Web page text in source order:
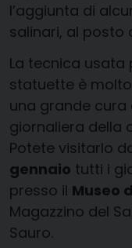
l’aggiunta di
salinari, al posto
La tecnica usata
statuette è
una grande cura
giornaliera della
Potete visitarlo
gennaio tutti i
presso il Museo
Magazzino del
Sauro.